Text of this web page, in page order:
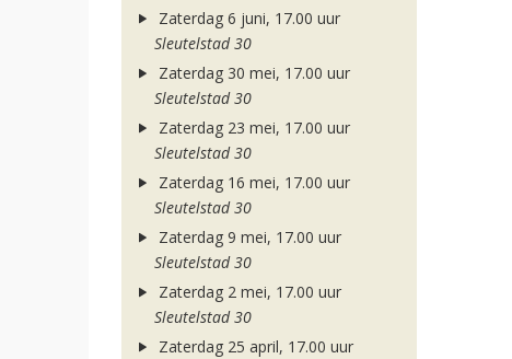
Zaterdag 6 juni, 17.00 uur
Sleutelstad 30
Zaterdag 30 mei, 17.00 uur
Sleutelstad 30
Zaterdag 23 mei, 17.00 uur
Sleutelstad 30
Zaterdag 16 mei, 17.00 uur
Sleutelstad 30
Zaterdag 9 mei, 17.00 uur
Sleutelstad 30
Zaterdag 2 mei, 17.00 uur
Sleutelstad 30
Zaterdag 25 april, 17.00 uur